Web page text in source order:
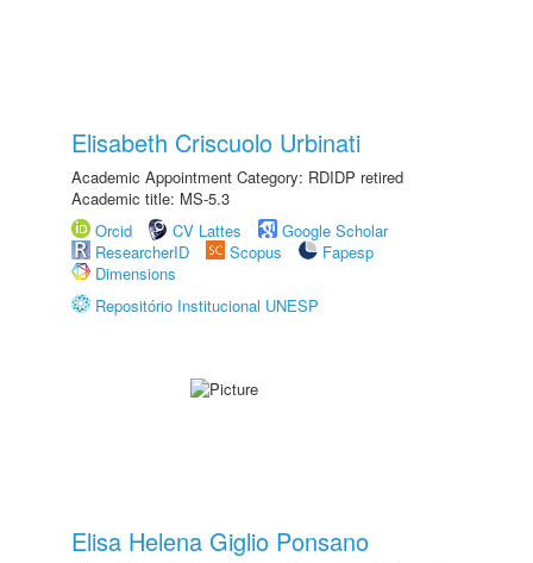
Elisabeth Criscuolo Urbinati
Academic Appointment Category: RDIDP retired
Academic title: MS-5.3
Orcid
CV Lattes
Google Scholar
ResearcherID
Scopus
Fapesp
Dimensions
Repositório Institucional UNESP
Elisa Helena Giglio Ponsano